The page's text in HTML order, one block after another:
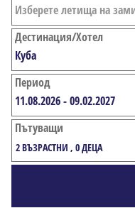
Дестинация/Хотел
Период
Пътуващи
2ВЪЗРАСТНИ , 0ДЕЦА